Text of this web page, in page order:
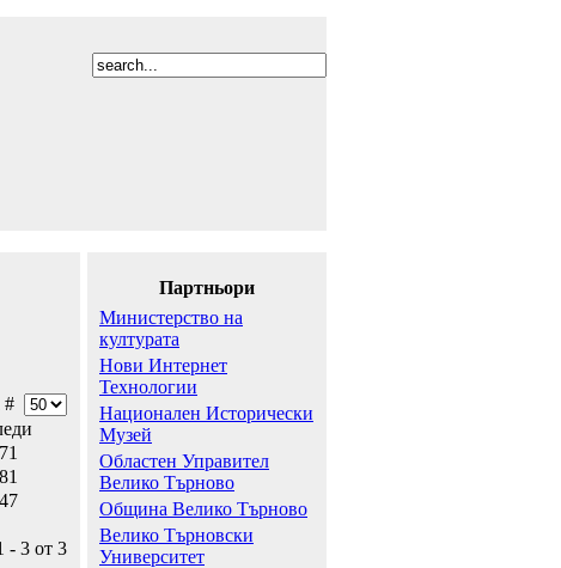
#
- 3 от 3
Партньори
Министерство на
културата
Нови Интернет
Технологии
Национален Исторически
Музей
Областен Управител
Велико Търново
Община Велико Търново
Велико Търновски
Университет